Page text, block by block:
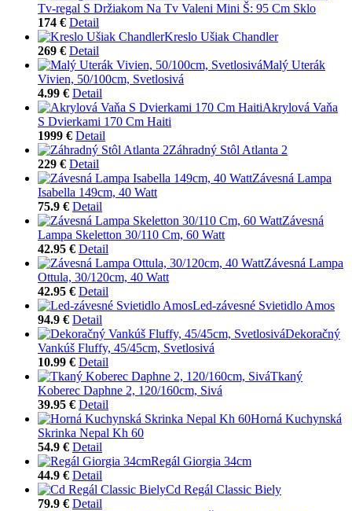
Tv-regal S Držiakom Na Tv Valeni Mini Š: 95 Cm Sklo
174 € Detail
Kreslo Ušiak Chandler
269 € Detail
Malý Uterák
Vivien, 50/100cm, Svetlosivá
4.99 € Detail
Akrylová Vaňa
S Dvierkami 170 Cm Haiti
1999 € Detail
Záhradný Stôl Atlanta 2
229 € Detail
Závesná Lampa
Isabella 149cm, 40 Watt
75.9 € Detail
Závesná
Lampa Skeletton 30/110 Cm, 60 Watt
42.95 € Detail
Závesná Lampa
Ottula, 30/120cm, 40 Watt
42.95 € Detail
Led-závesné Svietidlo Amos
94.9 € Detail
Dekoračný
Vankúš Fluffy, 45/45cm, Svetlosivá
10.99 € Detail
Tkaný
Koberec Daphne 2, 120/160cm, Sivá
39.95 € Detail
Horná Kuchynská
Skrinka Nepal Kh 60
54.9 € Detail
Regál Giorgia 34cm
44.9 € Detail
Cd Regál Classic Biely
79.9 € Detail